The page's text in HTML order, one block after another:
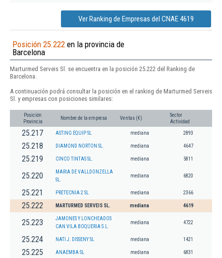
Ver Ranking de Empresas del CNAE 4619
Posición 25.222 en la provincia de
Barcelona
Marturmed Serveis Sl. se encuentra en la posición 25.222 del Ranking de
Barcelona.
A continuación podrá consultar la posición en el ranking de Marturmed Serveis
Sl. y empresas con posiciones similares:
Posición
Provincia
Nombre de la empresa Ventas (€)
Sector
Actividad
25.217 ASTING EQUIP SL mediana 2893
25.218 DIAMOND NORTON SL. mediana 4647
25.219 CINCO TINTAS SL. mediana 5811
25.220
MARIA DE VALLDONZELLA
SL.
mediana 6820
25.221 PRETECNIA 2 SL mediana 2366
25.222 MARTURMED SERVEIS SL. mediana 4619
25.223
JAMONES Y LONCHEADOS
CAN VILA BOQUERIA S.L.
mediana 4722
25.224 NATI J. DISSENY SL mediana 1421
25.225 ANAEMBA SL mediana 6831